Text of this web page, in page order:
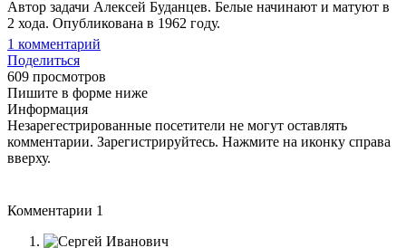
Автор задачи Алексей Буданцев. Белые начинают и матуют в
2 хода. Опубликована в 1962 году.
1 комментарий
Поделиться
609 просмотров
Пишите в форме ниже
Информация
Незарегестрированные посетители не могут оставлять
комментарии. Зарегистрируйтесь. Нажмите на иконку справа
вверху.
Комментарии 1